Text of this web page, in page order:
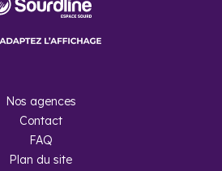
Nos agences
Contact
FAQ
Plan du site